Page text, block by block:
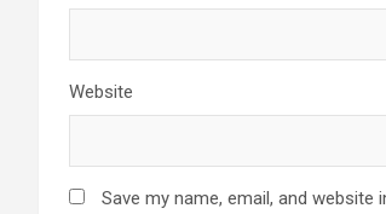
Website
Save my name, email, and